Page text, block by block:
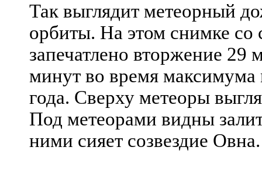
Так выглядит метеорный
орбиты. На этом снимке со
запечатлено вторжение 29
минут во время максимума
года. Сверху метеоры
Под метеорами видны
ними сияет созвездие Овна.